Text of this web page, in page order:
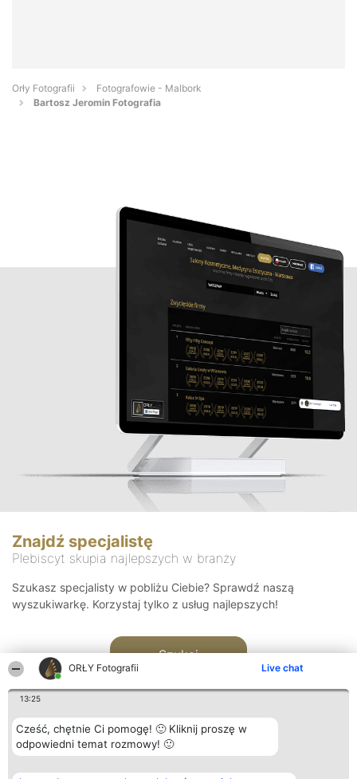
ORŁY Fotografii Live chat
13:25
Cześć, chętnie Ci pomogę! 🙂 Kliknij proszę w
odpowiedni temat rozmowy! 🙂
Orły Fotografii
Fotografowie - Malbork
Bartosz Jeromin Fotografia
Znajdź specjalistę
Plebiscyt skupia najlepszych w branży
Szukasz specjalisty w pobliżu Ciebie? Sprawdź naszą
wyszukiwarkę. Korzystaj tylko z usług najlepszych!
Szukaj
Organizator plebiscytu Plebiscyt Kontakt